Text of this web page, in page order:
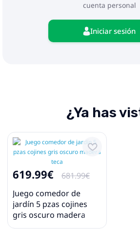
cuenta personal
Iniciar sesión
¿Ya has
619.99€
681.99€
Juego comedor de
jardín 5 pzas cojines
gris oscuro madera
teca